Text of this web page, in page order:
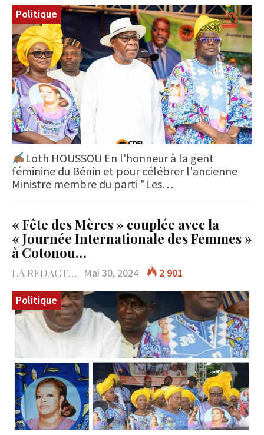
Politique
Loth HOUSSOU En l'honneur à la gent
féminine du Bénin et pour célébrer l'ancienne
Ministre membre du parti "Les…
« Fête des Mères » couplée avec la
« Journée Internationale des Femmes »
à Cotonou…
LA REDACTION Mai 30, 2024
2 901
Politique